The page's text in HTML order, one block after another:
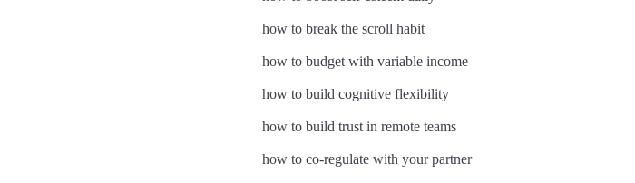
how to break the scroll habit
how to budget with variable income
how to build cognitive flexibility
how to build trust in remote teams
how to co-regulate with your partner